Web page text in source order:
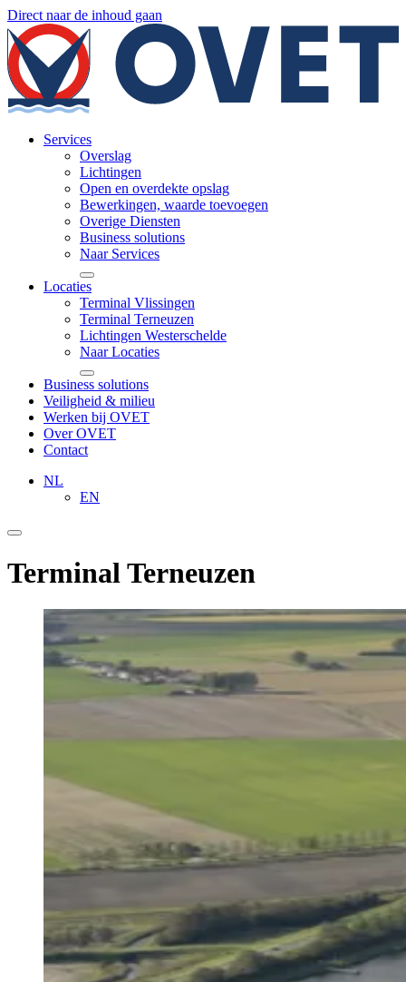
Direct naar de inhoud gaan
Services
Overslag
Lichtingen
Open en overdekte opslag
Bewerkingen, waarde toevoegen
Overige Diensten
Business solutions
Naar Services
Locaties
Terminal Vlissingen
Terminal Terneuzen
Lichtingen Westerschelde
Naar Locaties
Business solutions
Veiligheid & milieu
Werken bij OVET
Over OVET
Contact
NL
EN
Terminal Terneuzen